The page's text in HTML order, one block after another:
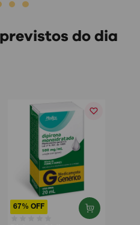
do dia
67% OFF